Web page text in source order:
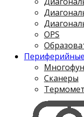
OPS
Сканеры